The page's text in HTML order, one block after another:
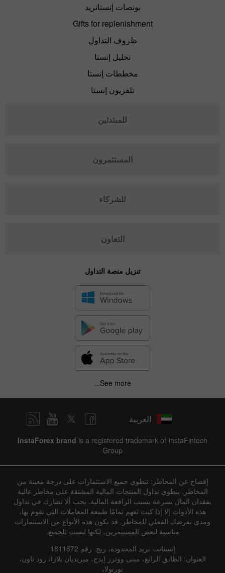
بونصات إنستاتريد
Gifts for replenishment
ظروف التداول
تحليل إنستا
مخططات إنستا
تلفزيون إنستا
للمبتدئين
المستثمرون
للشركاء
التعاون
تنزيل منصة التداول
See more...
العربية
InstaForex brand is a registered trademark of InstaFintech
Group
إفصاح عن المخاطر: تنطوي جميع الاستثمارات على درجة معينة من
المخاطر. ينطوي تداول المنتجات المالية المشتقة على مخاطر عالية
بفقدان المال بسرعة بسبب الرافعة المالية. يجب ألا تشارك في تداول
هذه الأدوات إلا إذا كنت تفهم تمامًا طبيعة المعاملات التي تقوم بها،
ومدى تعرضك الفعلي للمخاطر. قد تكون هذه الأنواع من الاستثمارات
مناسبة لبعض المستثمرين، لكنها ليست للجميع.
إنستانت تريد المحدودة، ريج. رقم 1811672
العنوان: الطابق الرابع، مبنى ووترز إيدج، ميريديان بلازا، رود تاون،
تورتولا،